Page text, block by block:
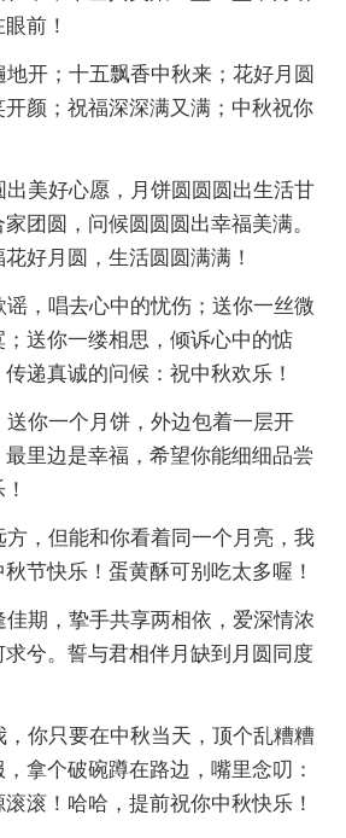
前！
地开；十五飘香中秋来；花好月圆
开颜；祝福深深满又满；中秋祝你
出美好心愿，月饼圆圆圆出生活甘
团圆，问候圆圆圆出幸福美满。
好月圆，生活圆圆满满！
谣，唱去心中的忧伤；送你一丝微
送你一缕相思，倾诉心中的惦
递真诚的问候：祝中秋欢乐！
送你一个月饼，外边包着一层开
里边是幸福，希望你能细细品尝
方，但能和你看着同一个月亮，我
节快乐！蛋黄酥可别吃太多喔！
佳期，挚手共享两相依，爱深情浓
兮。誓与君相伴月缺到月圆同度
，你只要在中秋当天，顶个乱糟糟
拿个破碗蹲在路边，嘴里念叨：
滚！哈哈，提前祝你中秋快乐！